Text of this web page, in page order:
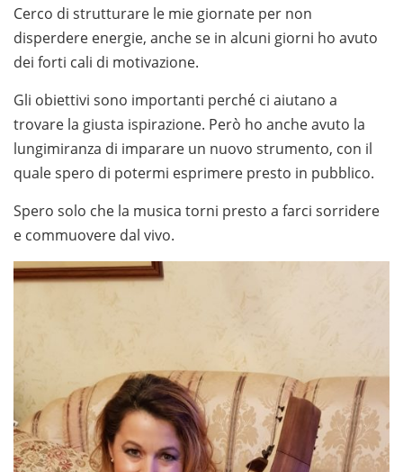
Cerco di strutturare le mie giornate per non
disperdere energie, anche se in alcuni giorni ho avuto
dei forti cali di motivazione.
Gli obiettivi sono importanti perché ci aiutano a
trovare la giusta ispirazione. Però ho anche avuto la
lungimiranza di imparare un nuovo strumento, con il
quale spero di potermi esprimere presto in pubblico.
Spero solo che la musica torni presto a farci sorridere
e commuovere dal vivo.